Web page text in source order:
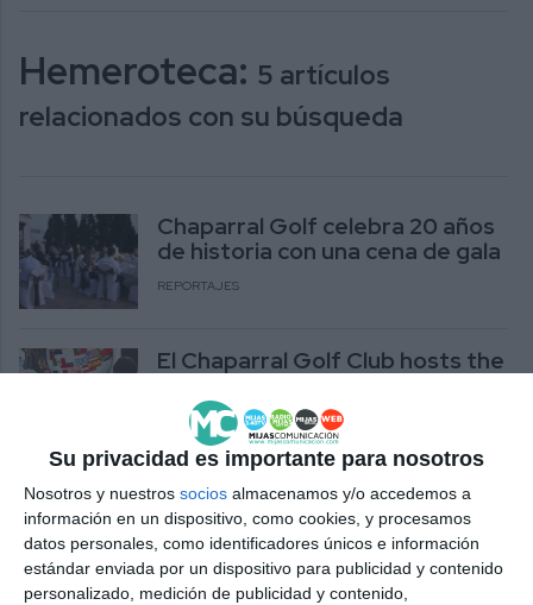
Su privacidad es importante para nosotros
Nosotros y nuestros socios almacenamos y/o accedemos a
información en un dispositivo, como cookies, y procesamos
datos personales, como identificadores únicos e información
estándar enviada por un dispositivo para publicidad y contenido
personalizado, medición de publicidad y contenido,
Hemeroteca: 5 artículos
relacionados con su búsqueda
Chaparral Golf celebra 20 años
de historia con una cena de gala
REPORTAJES
El Chaparral Golf Club hosts the
Networking Event in Mijas
ACTUALIDAD
La Zambra and Chaparral Golf
Club will jointly promote their
hotel and golf offer
ACTUALIDAD